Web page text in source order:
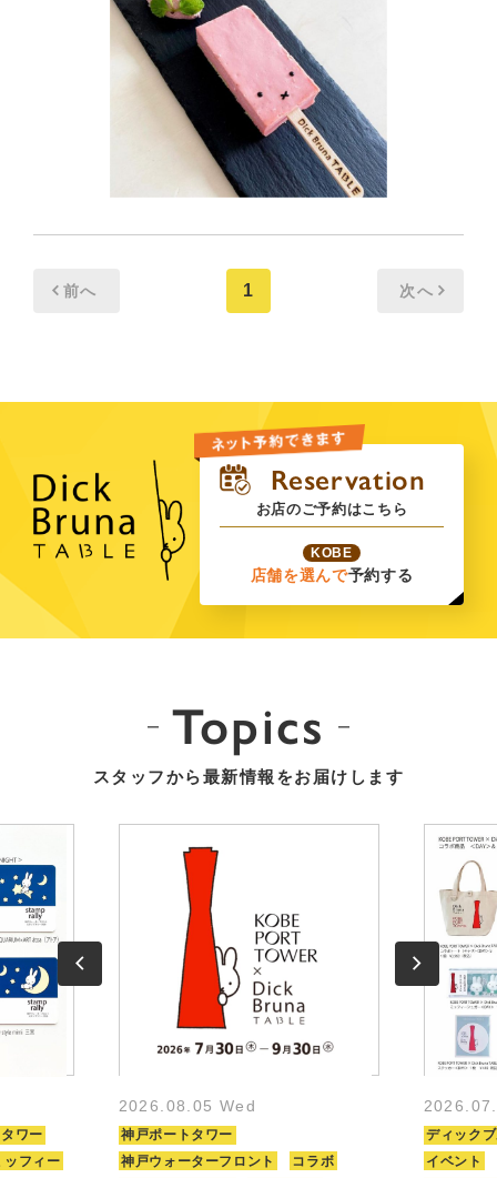
前へ 1 次へ
お店のご予約はこちら
KOBE
店舗を選んで予約する
Topics
スタッフから最新情報をお届けします
ワー
ッフィー
2026.08.05 Wed
神戸ポートタワー
神戸ウォーターフロント
コラボ
ディック
イベント